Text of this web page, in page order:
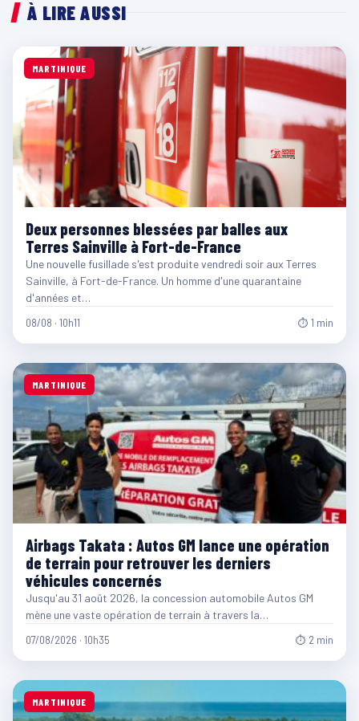
À LIRE AUSSI
MARTINIQUE
Deux personnes blessées par balles aux
Terres Sainville à Fort-de-France
Une nouvelle fusillade s'est produite vendredi soir aux Terres
Sainville, à Fort-de-France. Un homme d'une quarantaine
d'années et…
08/08 · 10h11 ⏱ 1 min
MARTINIQUE
Airbags Takata : Autos GM lance une opération
de terrain pour retrouver les derniers
véhicules concernés
Jusqu'au 31 août 2026, la concession automobile Autos GM
mène une vaste opération de terrain à travers la…
07/08/2026 · 10h35 ⏱ 2 min
MARTINIQUE